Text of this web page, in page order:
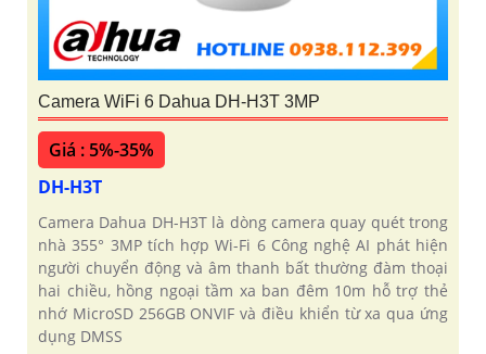
Camera WiFi 6 Dahua DH-H3T 3MP
Giá : 5%-35%
DH-H3T
Camera Dahua DH-H3T là dòng camera quay quét trong
nhà 355° 3MP tích hợp Wi-Fi 6 Công nghệ AI phát hiện
người chuyển động và âm thanh bất thường đàm thoại
hai chiều, hồng ngoại tầm xa ban đêm 10m hỗ trợ thẻ
nhớ MicroSD 256GB ONVIF và điều khiển từ xa qua ứng
dụng DMSS